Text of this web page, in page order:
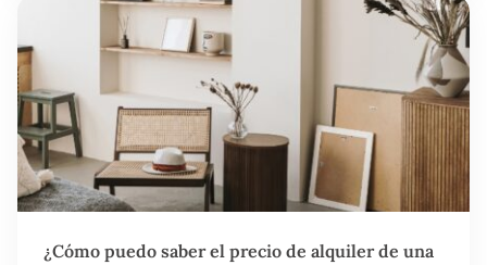
¿Cómo puedo saber el precio de alquiler de una